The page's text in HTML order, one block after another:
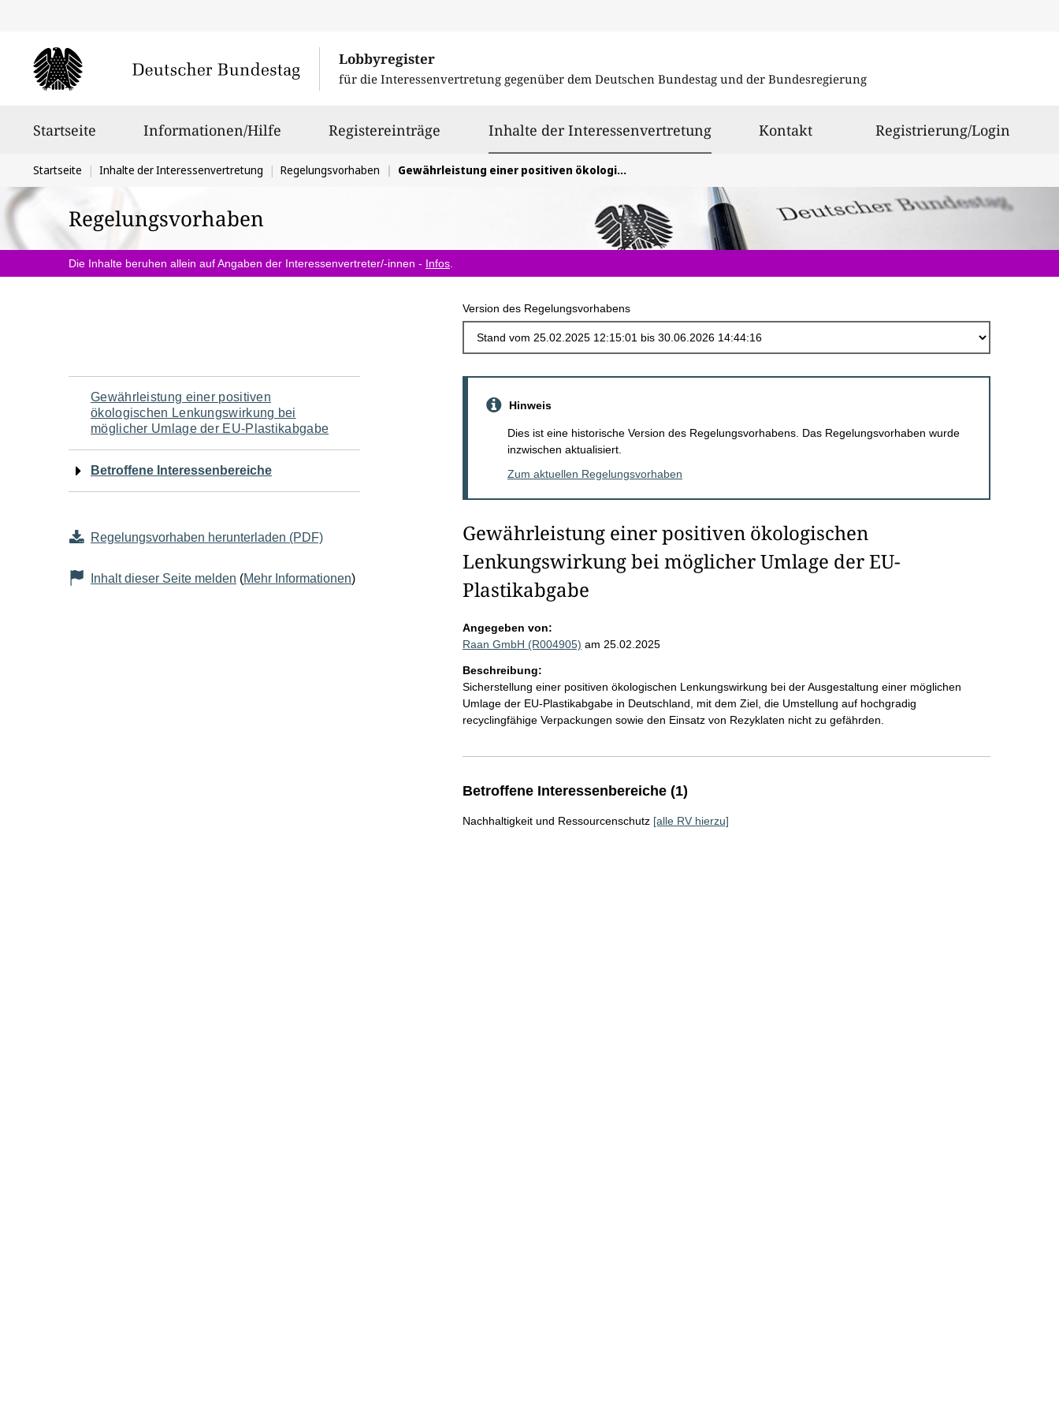
Lobbyregister
für die Interessenvertretung gegenüber dem Deutschen Bundestag und der Bundesregierung
Startseite Informationen/Hilfe Registereinträge Inhalte der Interessenvertretungausgewählt
Kontakt Registrierung/Login
Sie
befinden
sich
hier:
Startseite Inhalte der Interessenvertretung Regelungsvorhaben Gewährleistung einer positiven ökologischen Lenkungswirkung bei möglicher Umlage der EU-Plastikabgabe
Regelungsvorhaben
Die Inhalte beruhen allein auf Angaben der Interessenvertreter/-innen - Infos
Version des Regelungsvorhabens
Navigation
für
den
Gewährleistung einer positiven
ökologischen Lenkungswirkung bei
möglicher Umlage der EU-Plastikabgabe
Betroffene Interessenbereiche
Regelungsvorhaben herunterladen (PDF)
Inhalt dieser Seite melden (Mehr Informationen)
Hinweis
Dies ist eine historische Version des Regelungsvorhabens. Das Regelungsvorhaben wurde
inzwischen aktualisiert.
Zum aktuellen Regelungsvorhaben
Gewährleistung einer positiven ökologischen
Lenkungswirkung bei möglicher Umlage der EU-
Plastikabgabe
Angegeben von:
Raan GmbH (R004905) am 25.02.2025
Beschreibung:
Sicherstellung einer positiven ökologischen Lenkungswirkung bei der Ausgestaltung einer möglichen
Umlage der EU-Plastikabgabe in Deutschland, mit dem Ziel, die Umstellung auf hochgradig
recyclingfähige Verpackungen sowie den Einsatz von Rezyklaten nicht zu gefährden.
Betroffene Interessenbereiche (1)
Nachhaltigkeit und Ressourcenschutz [alle RV hierzu]